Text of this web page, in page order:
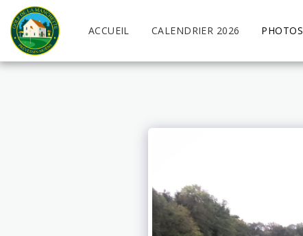
ACCUEIL CALENDRIER 2026 PHOTOS